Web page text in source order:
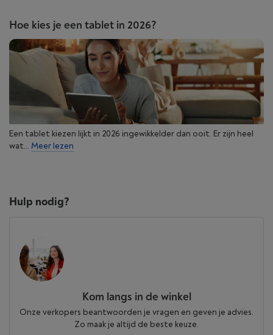
Hoe kies je een tablet in 2026?
Een tablet kiezen lijkt in 2026 ingewikkelder dan ooit. Er zijn heel
wat... Meer lezen
Hulp nodig?
Kom langs in de winkel
Onze verkopers beantwoorden je vragen en geven je advies.
Zo maak je altijd de beste keuze.